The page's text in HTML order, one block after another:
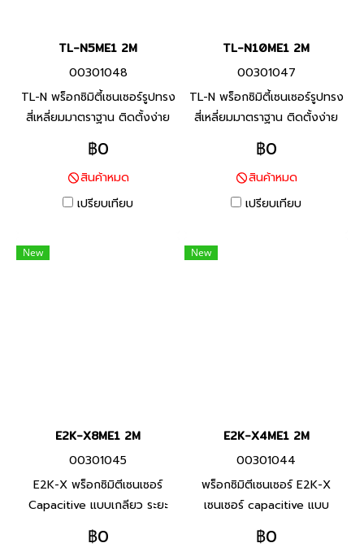
TL-N5ME1 2M
00301048
TL-N พร็อกซิมิตี้เซนเซอร์รูปทรง
สี่เหลี่ยมมาตราฐาน ติดตั้งง่าย
ติดตั้งโดยตรงกับโลหะ เหมาะ
อย่างยิ่งสำหรับการควบคุมขีด
จำกัด การควบคุมการนับและการ
ใช้งานอื่น ๆ
฿0
สินค้าหมด
เปรียบเทียบ
TL-N10ME1 2M
00301047
TL-N พร็อกซิมิตี้เซนเซอร์รูปทรง
สี่เหลี่ยมมาตราฐาน ติดตั้งง่าย
ติดตั้งโดยตรงกับโลหะ เหมาะ
อย่างยิ่งสำหรับการควบคุมขีด
จำกัด การควบคุมการนับและการ
ใช้งานอื่น ๆ
฿0
สินค้าหมด
เปรียบเทียบ
New
E2K-X8ME1 2M
00301045
E2K-X พร็อกซิมิตีเซนเซอร์
Capacitive แบบเกลียว ระยะ
การตรวจจับคงที่ไม่จำเป็นต้อง
ปรับความไว
฿0
New
E2K-X4ME1 2M
00301044
พร็อกซิมิตีเซนเซอร์ E2K-X
เซนเซอร์ capacitive แบบ
เกลียว ระยะการตรวจจับคงที่ไม่
จำเป็นต้องปรับความไว
฿0